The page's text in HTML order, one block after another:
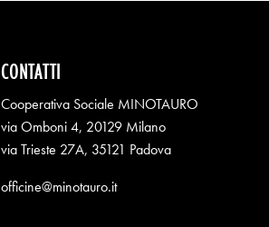
CONTATTI
Cooperativa Sociale MINOTAURO
via Omboni 4, 20129 Milano
via Trieste 27A, 35121 Padova
officine@minotauro.it